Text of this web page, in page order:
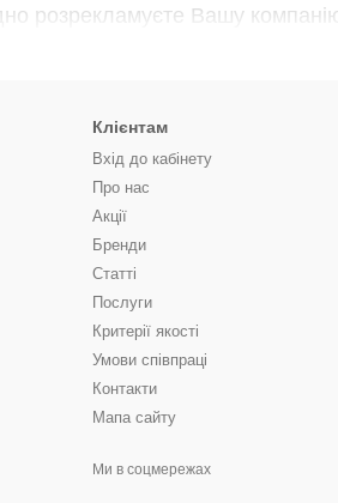
розрекламуєте Вашу
Клієнтам
Вхід до кабінету
Про нас
Акції
Бренди
Статті
Послуги
Критерії якості
Умови співпраці
Контакти
Мапа сайту
Ми в соцмережах